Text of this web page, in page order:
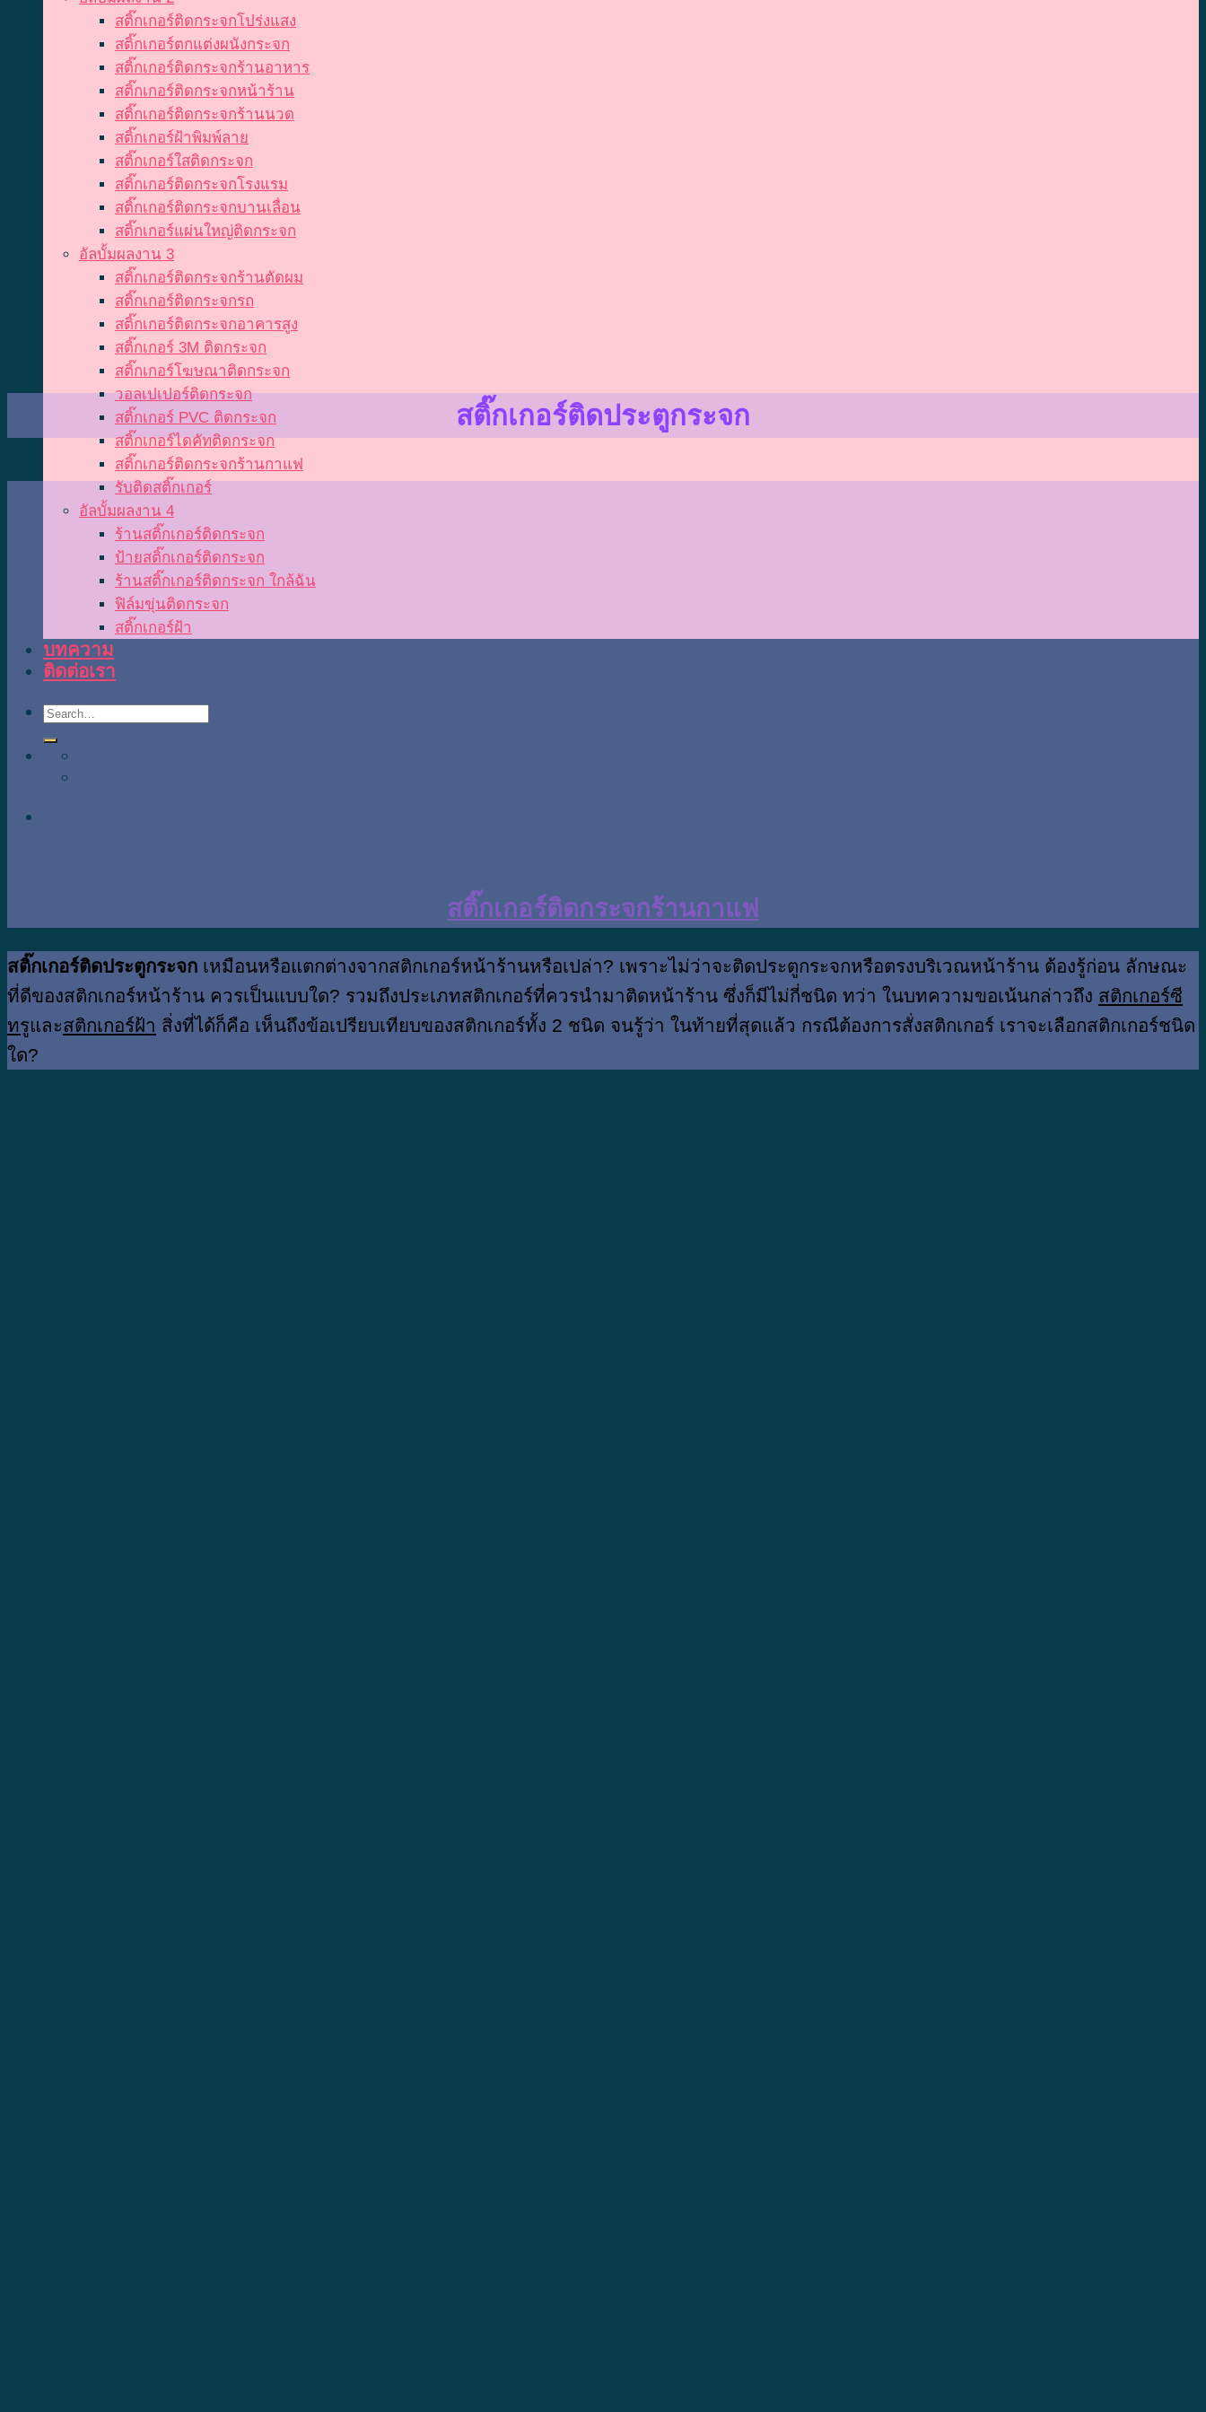
สติ๊กเกอร์ติดกระจกโปร่งแสง
สติ๊กเกอร์ตกแต่งผนังกระจก
สติ๊กเกอร์ติดกระจกร้านอาหาร
สติ๊กเกอร์ติดกระจกหน้าร้าน
สติ๊กเกอร์ติดกระจกร้านนวด
สติ๊กเกอร์ฝ้าพิมพ์ลาย
สติ๊กเกอร์ใสติดกระจก
สติ๊กเกอร์ติดกระจกโรงแรม
สติ๊กเกอร์ติดกระจกบานเลื่อน
สติ๊กเกอร์แผ่นใหญ่ติดกระจก
อัลบั้มผลงาน 3
สติ๊กเกอร์ติดกระจกร้านตัดผม
สติ๊กเกอร์ติดกระจกรถ
สติ๊กเกอร์ติดกระจกอาคารสูง
สติ๊กเกอร์ 3M ติดกระจก
สติ๊กเกอร์โฆษณาติดกระจก
วอลเปเปอร์ติดกระจก
สติ๊กเกอร์ PVC ติดกระจก
สติ๊กเกอร์ไดคัทติดกระจก
สติ๊กเกอร์ติดกระจกร้านกาแฟ
รับติดสติ๊กเกอร์
อัลบั้มผลงาน 4
ร้านสติ๊กเกอร์ติดกระจก
ป้ายสติ๊กเกอร์ติดกระจก
ร้านสติ๊กเกอร์ติดกระจก ใกล้ฉัน
ฟิล์มขุ่นติดกระจก
สติ๊กเกอร์ฝ้า
บทความ
ติดต่อเรา
สติ๊กเกอร์ติดประตูกระจก
สติ๊กเกอร์ติดกระจกร้านกาแฟ
สติ๊กเกอร์ติดประตูกระจก เหมือนหรือแตกต่างจากสติกเกอร์หน้าร้านหรือเปล่า? เพราะไม่ว่าจะติดประตูกระจกหรือตรงบริเวณหน้าร้าน ต้องรู้ก่อน ลักษณะ
ที่ดีของสติกเกอร์หน้าร้าน ควรเป็นแบบใด? รวมถึงประเภทสติกเกอร์ที่ควรนำมาติดหน้าร้าน ซึ่งก็มีไม่กี่ชนิด ทว่า ในบทความขอเน้นกล่าวถึง สติกเกอร์ซี
ทรูและสติกเกอร์ฝ้า สิ่งที่ได้ก็คือ เห็นถึงข้อเปรียบเทียบของสติกเกอร์ทั้ง 2 ชนิด จนรู้ว่า ในท้ายที่สุดแล้ว กรณีต้องการสั่งสติกเกอร์ เราจะเลือกสติกเกอร์ชนิด
ใด?